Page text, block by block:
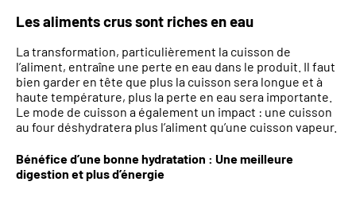
Les aliments crus sont riches en eau
La transformation, particulièrement la cuisson de
l’aliment, entraîne une perte en eau dans le produit. Il faut
bien garder en tête que plus la cuisson sera longue et à
haute température, plus la perte en eau sera importante.
Le mode de cuisson a également un impact : une cuisson
au four déshydratera plus l’aliment qu’une cuisson vapeur.
Bénéfice d’une bonne hydratation : Une meilleure
digestion et plus d’énergie